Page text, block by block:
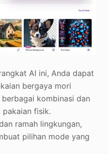
AI ini, Anda dapat
bergaya mori
kombinasi dan
fisik.
ramah lingkungan,
pilihan mode yang